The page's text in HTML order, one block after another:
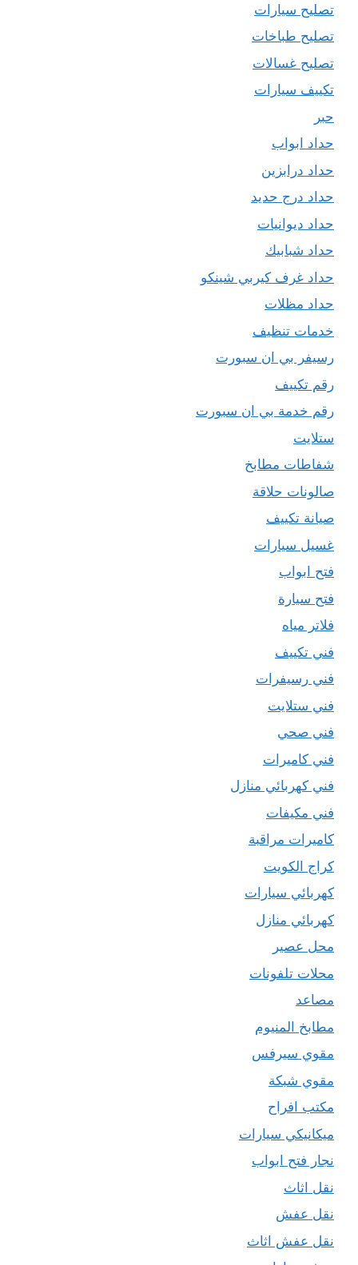
تصليح سيارات
تصليح طباخات
تصليح غسالات
تكييف سيارات
حبر
حداد ابواب
حداد درابزين
حداد درج حديد
حداد ديوانيات
حداد شبابيك
حداد غرف كيربي شينكو
حداد مظلات
خدمات تنظيف
رسيفر بي ان سبورت
رقم تكييف
رقم خدمة بي ان سبورت
ستلايت
شفاطات مطابخ
صالونات حلاقة
صيانة تكييف
غسيل سيارات
فتح ابواب
فتح سيارة
فلاتر مياه
فني تكييف
فني رسيفرات
فني ستلايت
فني صحي
فني كاميرات
فني كهربائي منازل
فني مكيفات
كاميرات مراقبة
كراج الكويت
كهربائي سيارات
كهربائي منازل
محل عصير
محلات تلفونات
مصاعد
مطابخ المنيوم
مقوي سيرفس
مقوي شبكة
مكتب افراح
ميكانيكي سيارات
نجار فتح ابواب
نقل اثاث
نقل عفش
نقل عفش اثاث